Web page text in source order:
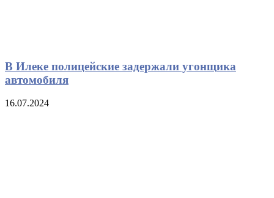
В Илеке полицейские задержали угонщика
автомобиля
16.07.2024